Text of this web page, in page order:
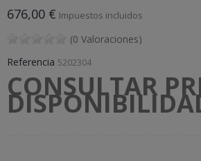
676,00 € Impuestos incluidos
(0 Valoraciones)
Referencia 5202304
CONSULTAR